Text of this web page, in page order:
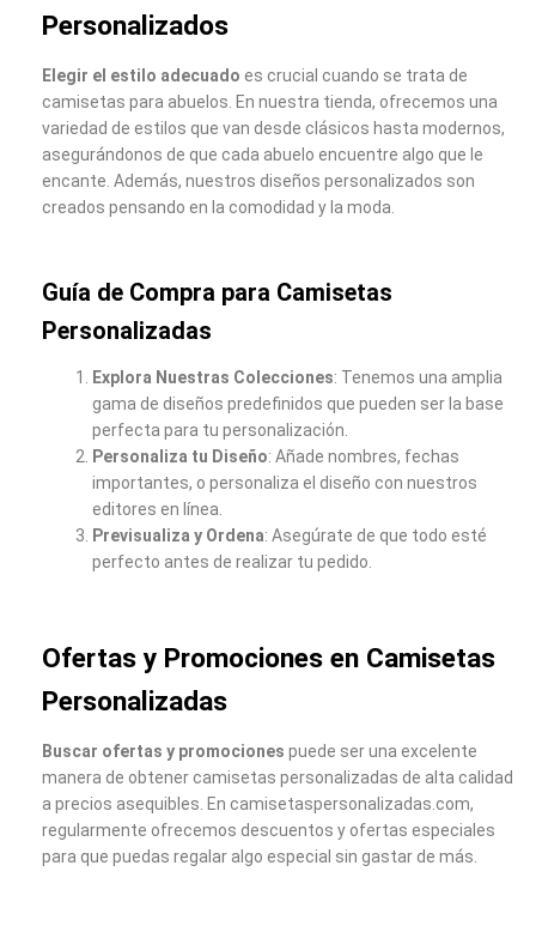
Personalizados
Elegir el estilo adecuado es crucial cuando se trata de
camisetas para abuelos. En nuestra tienda, ofrecemos una
variedad de estilos que van desde clásicos hasta modernos,
asegurándonos de que cada abuelo encuentre algo que le
encante. Además, nuestros diseños personalizados son
creados pensando en la comodidad y la moda.
Guía de Compra para Camisetas
Personalizadas
Explora Nuestras Colecciones: Tenemos una amplia
gama de diseños predefinidos que pueden ser la base
perfecta para tu personalización.
Personaliza tu Diseño: Añade nombres, fechas
importantes, o personaliza el diseño con nuestros
editores en línea.
Previsualiza y Ordena: Asegúrate de que todo esté
perfecto antes de realizar tu pedido.
Ofertas y Promociones en Camisetas
Personalizadas
Buscar ofertas y promociones puede ser una excelente
manera de obtener camisetas personalizadas de alta calidad
a precios asequibles. En camisetaspersonalizadas.com,
regularmente ofrecemos descuentos y ofertas especiales
para que puedas regalar algo especial sin gastar de más.